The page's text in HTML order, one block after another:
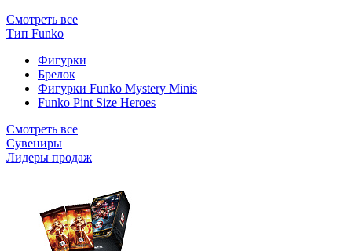
Смотреть все
Тип Funko
Фигурки
Брелок
Фигурки Funko Mystery Minis
Funko Pint Size Heroes
Смотреть все
Сувениры
Лидеры продаж